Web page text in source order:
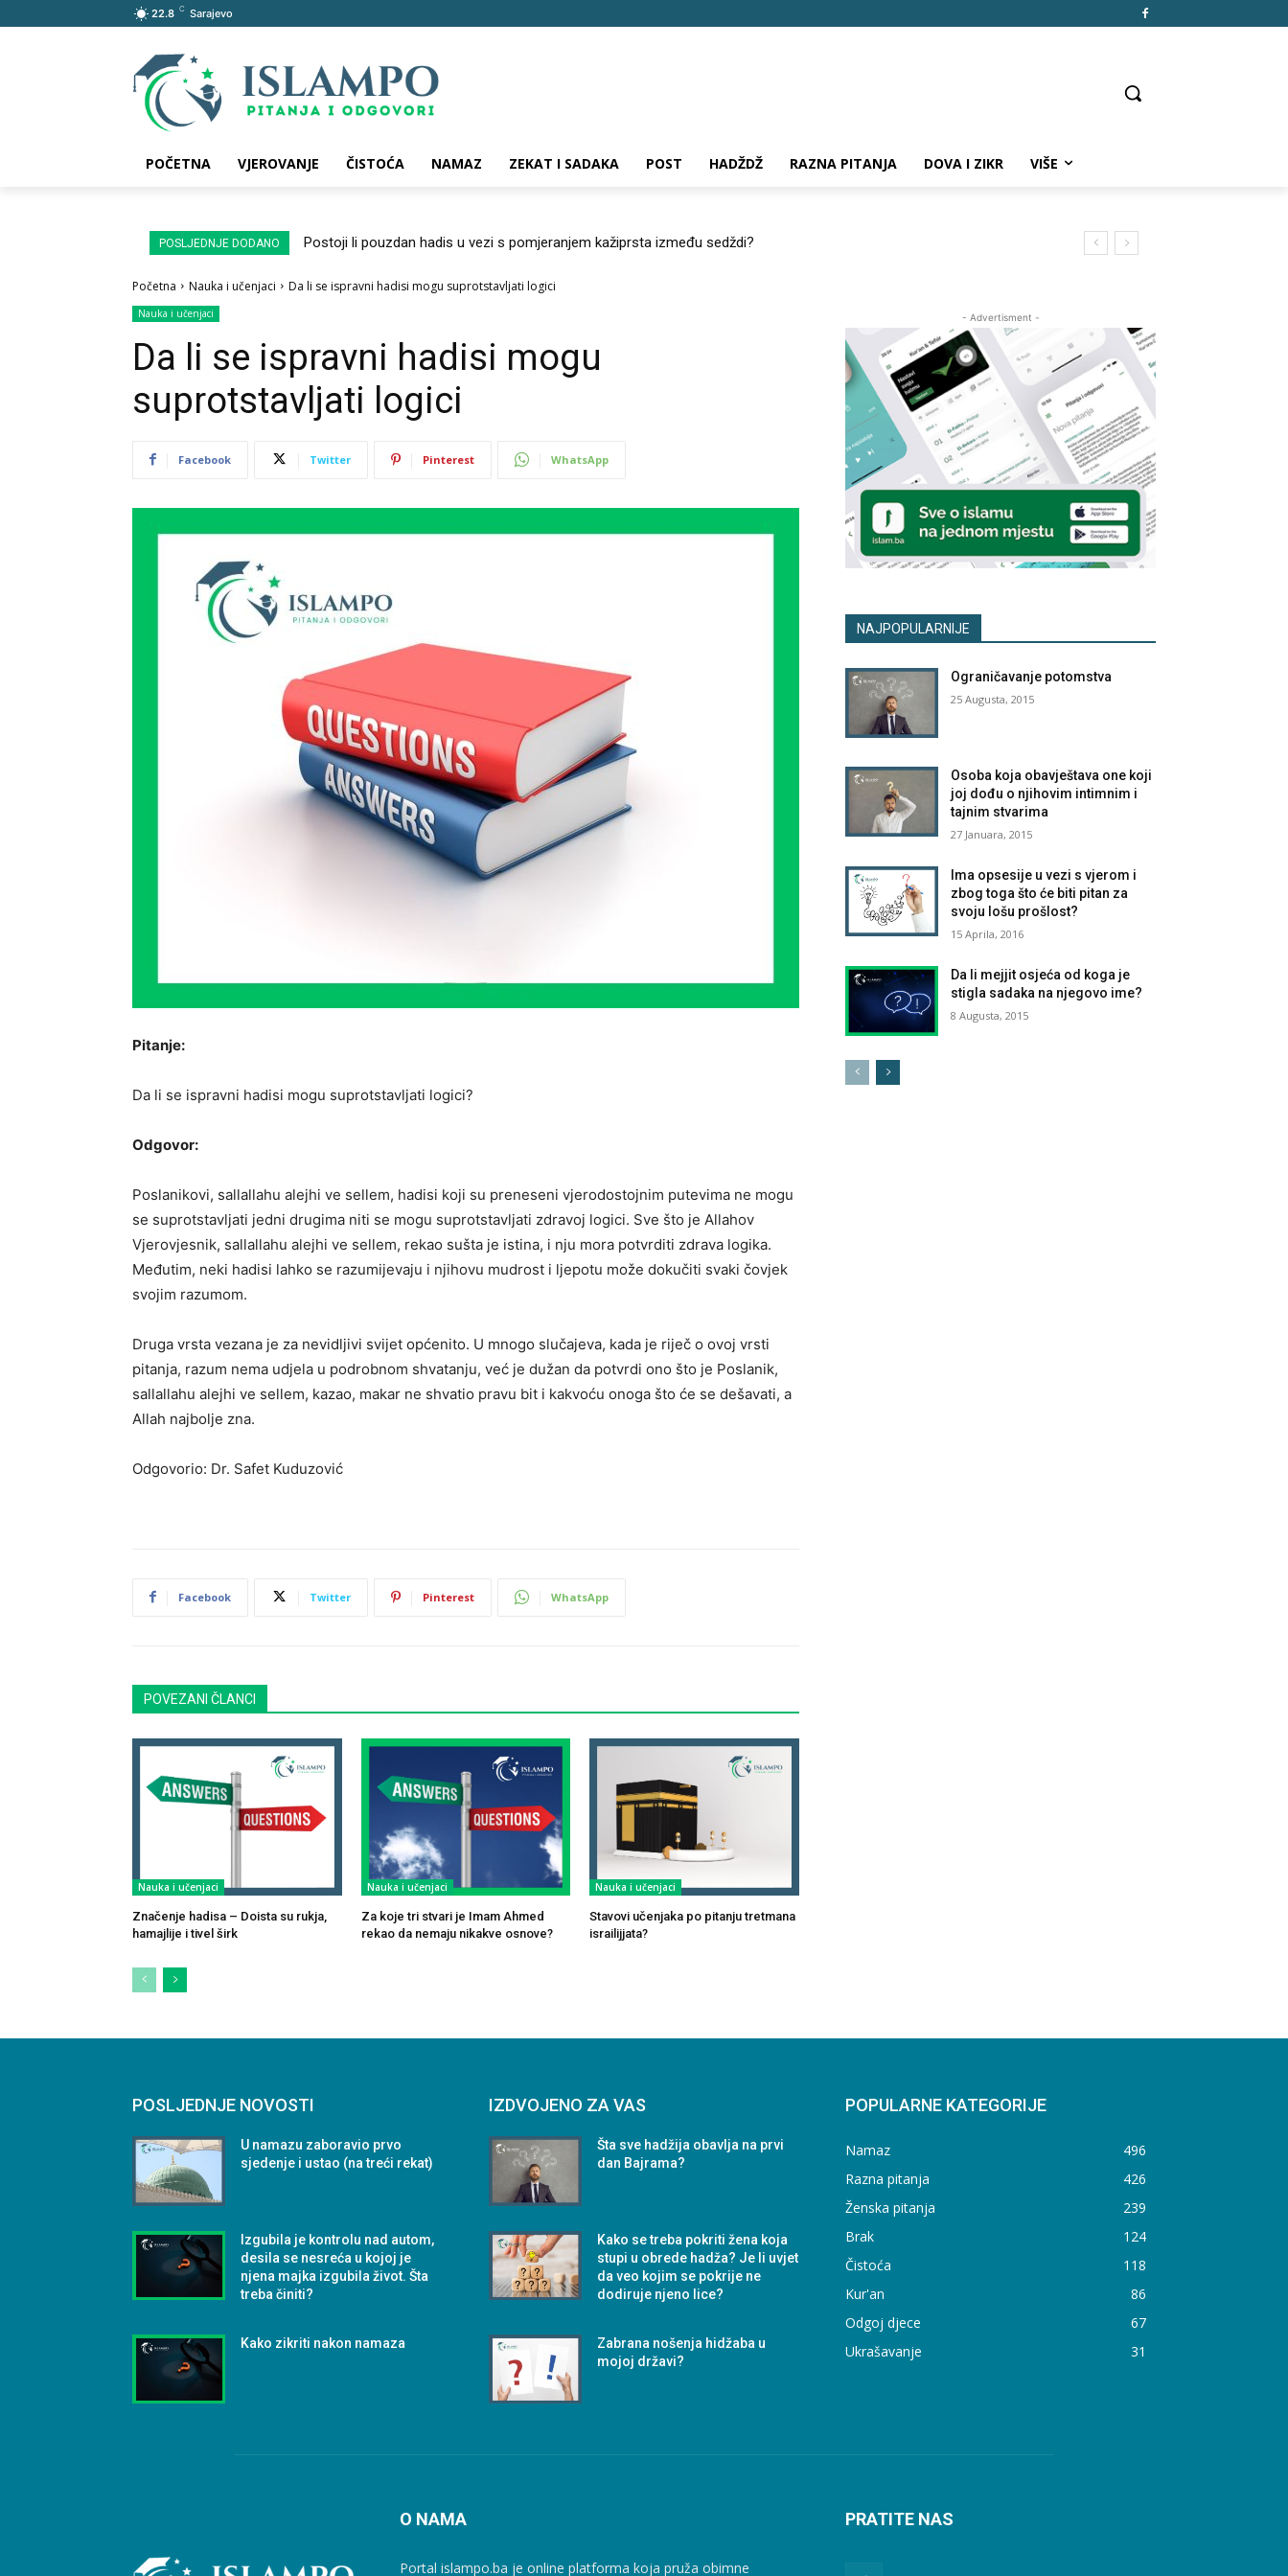
22.8 C Sarajevo
POČETNA VJEROVANJE ČISTOĆA NAMAZ ZEKAT I SADAKA POST HADŽDŽ RAZNA PITANJA DOVA I ZIKR VIŠE
POSLJEDNJE DODANO Postoji li pouzdan hadis u vezi s pomjeranjem kažiprsta između sedždi?
Početna Nauka i učenjaci Da li se ispravni hadisi mogu suprotstavljati logici
Nauka i učenjaci
Da li se ispravni hadisi mogu
suprotstavljati logici
Facebook Twitter Pinterest WhatsApp
Pitanje:
Da li se ispravni hadisi mogu suprotstavljati logici?
Odgovor:
Poslanikovi, sallallahu alejhi ve sellem, hadisi koji su preneseni vjerodostojnim putevima ne mogu
se suprotstavljati jedni drugima niti se mogu suprotstavljati zdravoj logici. Sve što je Allahov
Vjerovjesnik, sallallahu alejhi ve sellem, rekao sušta je istina, i nju mora potvrditi zdrava logika.
Međutim, neki hadisi lahko se razumijevaju i njihovu mudrost i ljepotu može dokučiti svaki čovjek
svojim razumom.
Druga vrsta vezana je za nevidljivi svijet općenito. U mnogo slučajeva, kada je riječ o ovoj vrsti
pitanja, razum nema udjela u podrobnom shvatanju, već je dužan da potvrdi ono što je Poslanik,
sallallahu alejhi ve sellem, kazao, makar ne shvatio pravu bit i kakvoću onoga što će se dešavati, a
Allah najbolje zna.
Odgovorio: Dr. Safet Kuduzović
Facebook Twitter Pinterest WhatsApp
POVEZANI ČLANCI
Nauka i učenjaci
Značenje hadisa – Doista su rukja,
hamajlije i tivel širk
Nauka i učenjaci
Za koje tri stvari je Imam Ahmed
rekao da nemaju nikakve osnove?
Nauka i učenjaci
Stavovi učenjaka po pitanju tretmana
israilijjata?
- Advertisment -
NAJPOPULARNIJE
Ograničavanje potomstva
25 Augusta, 2015
Osoba koja obavještava one koji
joj dođu o njihovim intimnim i
tajnim stvarima
27 Januara, 2015
Ima opsesije u vezi s vjerom i
zbog toga što će biti pitan za
svoju lošu prošlost?
15 Aprila, 2016
Da li mejjit osjeća od koga je
stigla sadaka na njegovo ime?
8 Augusta, 2015
POSLJEDNJE NOVOSTI
U namazu zaboravio prvo
sjedenje i ustao (na treći rekat)
Izgubila je kontrolu nad autom,
desila se nesreća u kojoj je
njena majka izgubila život. Šta
treba činiti?
Kako zikriti nakon namaza
IZDVOJENO ZA VAS
Šta sve hadžija obavlja na prvi
dan Bajrama?
Kako se treba pokriti žena koja
stupi u obrede hadža? Je li uvjet
da veo kojim se pokrije ne
dodiruje njeno lice?
Zabrana nošenja hidžaba u
mojoj državi?
POPULARNE KATEGORIJE
Namaz
496
Razna pitanja
426
Ženska pitanja
239
Brak
124
Čistoća
118
Kur'an
86
Odgoj djece
67
Ukrašavanje
31
O NAMA
Portal islampo.ba je online platforma koja pruža obimne
PRATITE NAS